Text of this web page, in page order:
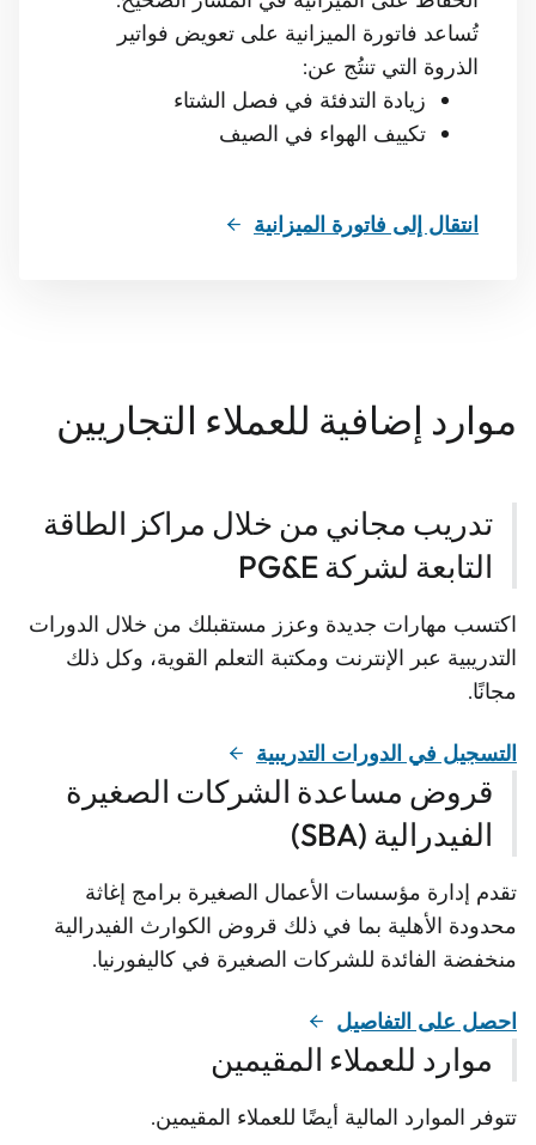
تُساعد فاتورة الميزانية على تعويض فواتير
الذروة التي تنتُج عن:
زيادة التدفئة في فصل الشتاء
تكييف الهواء في الصيف
انتقال إلى فاتورة الميزانية
موارد إضافية للعملاء التجاريين
تدريب مجاني من خلال مراكز الطاقة
التابعة لشركة PG&E
اكتسب مهارات جديدة وعزز مستقبلك من خلال الدورات
التدريبية عبر الإنترنت ومكتبة التعلم القوية، وكل ذلك
مجانًا.
التسجيل في الدورات التدريبية
قروض مساعدة الشركات الصغيرة
الفيدرالية (SBA)
تقدم إدارة مؤسسات الأعمال الصغيرة برامج إغاثة
محدودة الأهلية بما في ذلك قروض الكوارث الفيدرالية
منخفضة الفائدة للشركات الصغيرة في كاليفورنيا.
احصل على التفاصيل
موارد للعملاء المقيمين
تتوفر الموارد المالية أيضًا للعملاء المقيمين.